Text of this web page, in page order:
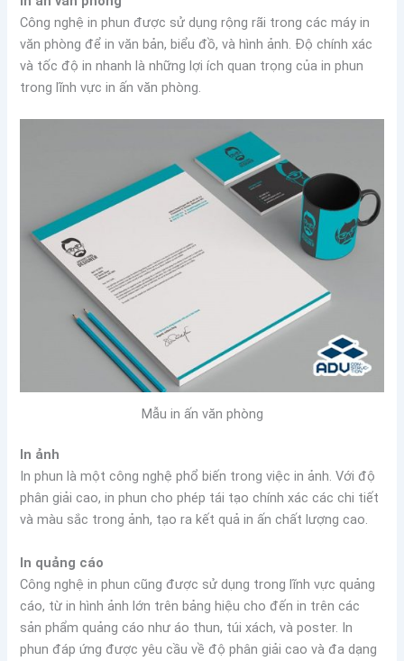
Công nghệ in phun được sử dụng rộng rãi trong các máy in
văn phòng để in văn bản, biểu đồ, và hình ảnh. Độ chính xác
và tốc độ in nhanh là những lợi ích quan trọng của in phun
trong lĩnh vực in ấn văn phòng.
Mẫu in ấn văn phòng
In ảnh
In phun là một công nghệ phổ biến trong việc in ảnh. Với độ
phân giải cao, in phun cho phép tái tạo chính xác các chi tiết
và màu sắc trong ảnh, tạo ra kết quả in ấn chất lượng cao.
In quảng cáo
Công nghệ in phun cũng được sử dụng trong lĩnh vực quảng
cáo, từ in hình ảnh lớn trên bảng hiệu cho đến in trên các
sản phẩm quảng cáo như áo thun, túi xách, và poster. In
phun đáp ứng được yêu cầu về độ phân giải cao và đa dạng